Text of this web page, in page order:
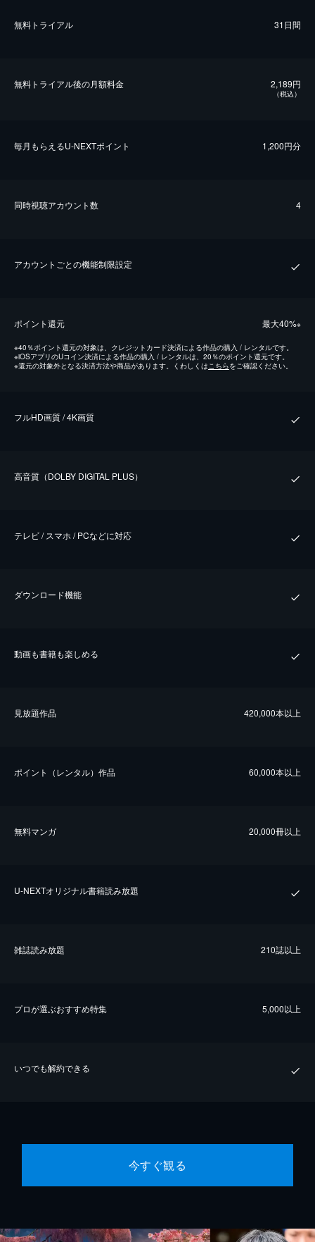
無料トライアル 31日間
無料トライアル後の⽉額料金 2,189円
（税込）
毎⽉もらえるU-NEXTポイント 1,200円分
同時視聴アカウント数 4
アカウントごとの機能制限設定
ポイント還元 最⼤40%※
※40％ポイント還元の対象は、クレジットカード決済による作品の購入 / レンタルです。
※iOSアプリのUコイン決済による作品の購入 / レンタルは、20％のポイント還元です。
※還元の対象外となる決済方法や商品があります。くわしくは こちらをご確認ください。
フルHD画質 / 4K画質
⾼⾳質（DOLBY DIGITAL PLUS）
テレビ / スマホ / PCなどに対応
ダウンロード機能
動画も書籍も楽しめる
⾒放題作品 420,000本以上
ポイント（レンタル）作品 60,000本以上
無料マンガ 20,000冊以上
U-NEXTオリジナル書籍読み放題
雑誌読み放題 210誌以上
プロが選ぶおすすめ特集 5,000以上
いつでも解約できる
今すぐ観る